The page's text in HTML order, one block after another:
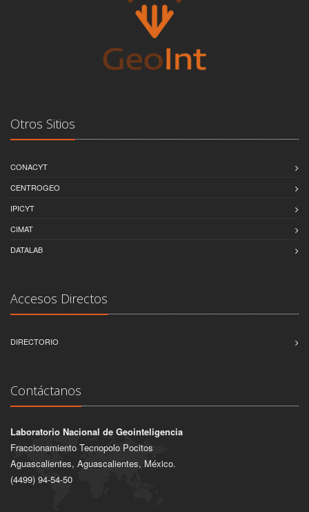
Otros Sitios
CONACYT
CENTROGEO
IPICYT
CIMAT
DATALAB
Accesos Directos
DIRECTORIO
Contáctanos
Laboratorio Nacional de Geointeligencia
Fraccionamiento Tecnopolo Pocitos
Aguascalientes, Aguascalientes, México.
(4499) 94-54-50